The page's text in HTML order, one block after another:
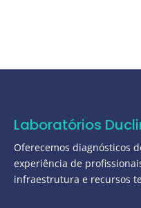
Laboratórios
Oferecemos diagnósticos
experiência de
infraestrutura e recursos